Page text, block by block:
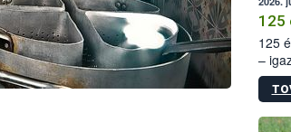
125
125
–
15.